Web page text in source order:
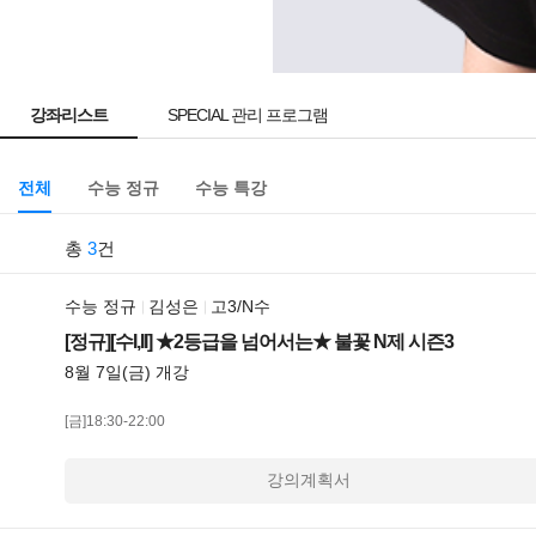
강좌리스트 SPECIAL 관리 프로그램
전체 수능 정규 수능 특강
총 3건
수능 정규 김성은 고3/N수
[정규][수I,II] ★2등급을 넘어서는★ 불꽃 N제 시즌3
8월 7일(금) 개강
[금]18:30-22:00
강의계획서